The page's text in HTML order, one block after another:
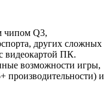
чипом Q3,
других сложных
видеокартой ПК.
возможности игры,
производительности) и